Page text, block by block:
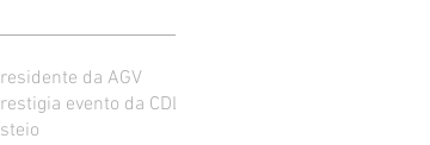
da AGV
evento da CDL